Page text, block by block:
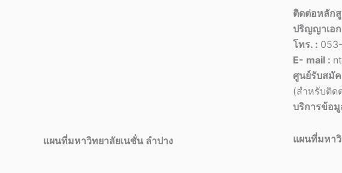
แผนที่มหาวิทยาลัยเนชั่น ลำปาง
ติดต่อหลัก
ปริญญาเอก
โทร. :
E- mail :
ศูนย์รับสมั
(สำหรับติด
บริการข้อมู
แผนที่มหาวิ